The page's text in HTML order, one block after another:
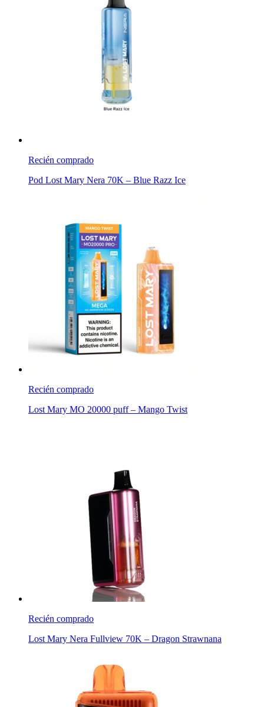
Recién comprado
Pod Lost Mary Nera 70K – Blue Razz Ice
Recién comprado
Lost Mary MO 20000 puff – Mango Twist
Recién comprado
Lost Mary Nera Fullview 70K – Dragon Strawnana